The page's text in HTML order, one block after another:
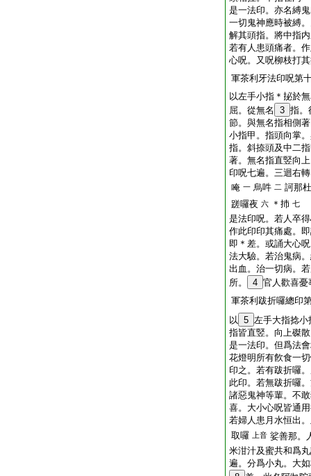
是一法印。亦名縛
一切鬼神應時被縛
解其頭指。將中指
若有人患頭痛者。
心呪。又呪柳枝打
軍茶利牙法印呪第
以左手小指＊㧙於
屈。從無名
3 指。
節。與無名指相側
小指甲。指頭向掌
指。斜捺頭及中二
著。無名指直竪向
印呪七遍。三迴右
唵 一 烏吽 二 訶那
蹉囉夜 六 ＊㧊 七
是法印呪。若人卒
作此印印其痛處。
即＊差。或誦大心
法大驗。若治鬼病
出血。治一切病。
所。
4 官人歡喜憂
軍茶利跋折囉總印
以 5 左手大指捻小
指皆直竪。向上磔散
是一法印。但爲法
花燈明所有飮食一
印之。若有跋折囉
此印。若無跋折囉
諸惡鬼神等輩。不
喜。大小心呪皆通
若婦人患月水恒出
取囉
上音 娑善那。
米泔汁及蜜共和爲
遍。分爲小丸。大